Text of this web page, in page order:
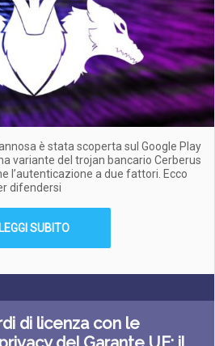
è stata scoperta sul Google Play
variante del trojan bancario Cerberus
l’autenticazione a due fattori. Ecco
difendersi
LEGGI SUBITO
di licenza con le